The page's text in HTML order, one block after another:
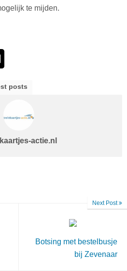
te mijden.
posts
actie.nl
Next Post
Botsing met bestelbusje
bij Zevenaar